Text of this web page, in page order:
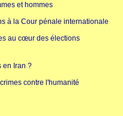
et hommes
à la Cour pénale internationale
au cœur des élections
en Iran ?
contre l'humanité